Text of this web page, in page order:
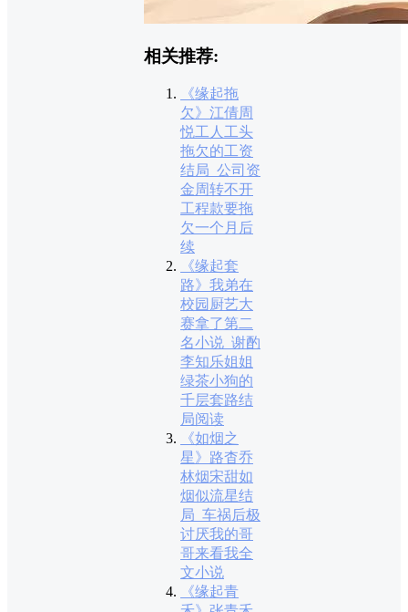
相关推荐:
《缘起拖
欠》江倩周
悦工人工头
拖欠的工资
结局_公司资
金周转不开
工程款要拖
欠一个月后
续
《缘起套
路》我弟在
校园厨艺大
赛拿了第二
名小说_谢酌
李知乐姐姐
绿茶小狗的
千层套路结
局阅读
《如烟之
星》路杳乔
林烟宋甜如
烟似流星结
局_车祸后极
讨厌我的哥
哥来看我全
文小说
《缘起青